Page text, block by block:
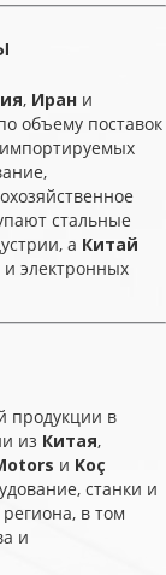
, Иран и
объему поставок
стальные
а Китай
электронных
продукции в
из Китая,
и Koç
станки и
в том
и